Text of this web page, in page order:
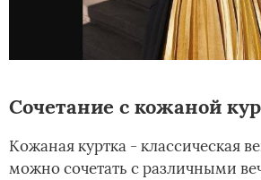
Сочетание с кожаной
Кожаная куртка - классическая
можно сочетать с различными